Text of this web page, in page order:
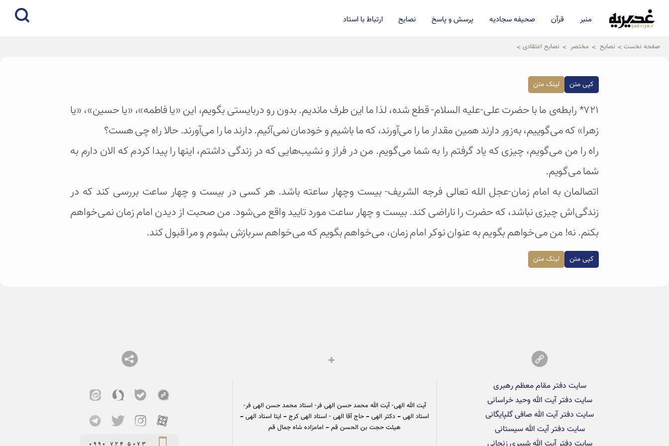
qadiriye.ir
نشریه ی غدیریه-بیانات استاد
منبر قرآن صحیفه سجادیه پرسش و پاسخ نصایح ارتباط با استاد
صفحه نخست نصایح مختصر نصایح اعتقادی
کپی متن لینک متن
۷۲۱* رابطه‌ی ما با حضرت علی-علیه السلام- قطع شده، لذا ما این طرف ماندیم. بدون رو دربایستی بگویم، این «یا فاطمه»، «یا حسین»، «یا
زهرا» که می‌گوییم، به‌زور دارند همین مقدار ما را می‌آورند، که ما باشیم و خودمان نمی‌آئیم. دارند ما را می‌آورند. حالا راه چی هست؟
راه را من می‌گویم، چیزی که یاد گرفتم را به شما می‌گویم. من در فراز و نشیب‌هایی که در زندگی داشتم، اینها را پیدا کردم که الان دارم به
شما می‌گویم.
اتصالمان به امام زمان-عجل الله تعالی فرجه الشریف- بیست وچهار ساعته باشد. هر کسی در بیست و چهار ساعت بررسی کند که در
زندگی‌اش چیزی نباشد، که حضرت را ناراضی کند. بیست و چهار ساعت مورد تایید واقع می‌شود. من صحبت از دیدن امام زمان نمی‌خواهم
بکنم. نه! من می‌خواهم بگویم به عنوان نوکر امام زمان، می‌خواهم بگویم که می‌خواهم سربازش بشوم و مرا قبول کند.
کپی متن لینک متن
سایت دفتر مقام معظم رهبری
سایت دفتر آیت الله وحید خراسانی
سایت دفتر آیت الله صافی گلپایگانی
سایت دفتر آیت الله سیستانی
آیت الله الهی- آیت الله محمد حسن الهی فر- استاد محمد حسن الهی فر-
استاد الهی – دکتر الهی – حاج آقا الهی - استاد الهی کرج – ایتا استاد الهی –
هیئت حجت بن الحسن قم – امامزاده شاه جمال قم
0990 724 5073